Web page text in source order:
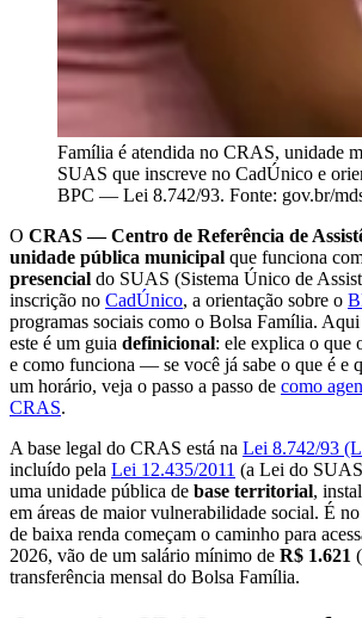
Família é atendida no CRAS, unidade
SUAS que inscreve no CadÚnico e
BPC — Lei 8.742/93. Fonte: gov.br/
O CRAS — Centro de Referência de
unidade pública municipal que funciona
presencial do SUAS (Sistema Único de
inscrição no CadÚnico, a orientação sobre o
programas sociais como o Bolsa Família.
este é um guia definicional: ele explica o que
e como funciona — se você já sabe o que é e
um horário, veja o passo a passo de como
CRAS.
A base legal do CRAS está na Lei 8.742/93
incluído pela Lei 12.435/2011 (a Lei do
uma unidade pública de base territorial,
em áreas de maior vulnerabilidade social. É
de baixa renda começam o caminho para
2026, vão de um salário mínimo de R$ 1.621
transferência mensal do Bolsa Família.